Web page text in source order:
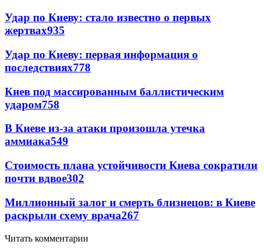
Удар по Киеву: стало известно о первых
жертвах935
Удар по Киеву: первая информация о
последствиях778
Киев под массированным баллистическим
ударом758
В Киеве из-за атаки произошла утечка
аммиака549
Стоимость плана устойчивости Киева сократили
почти вдвое302
Миллионный залог и смерть близнецов: в Киеве
раскрыли схему врача267
Читать комментарии